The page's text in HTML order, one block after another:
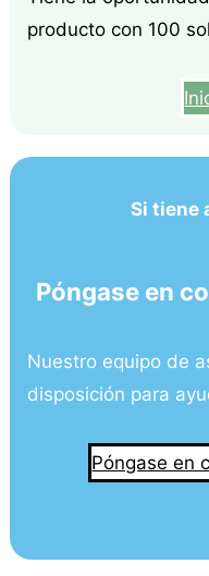
producto con 100
Si tiene
Póngase en
Nuestro equipo de
disposición para
Póngase en